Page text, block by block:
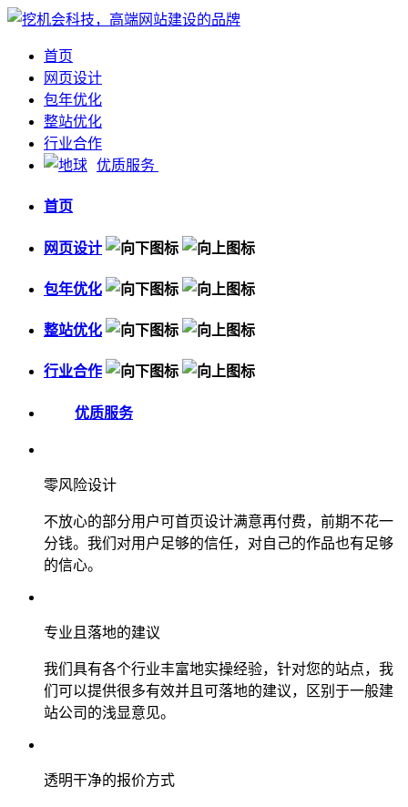
首页
网页设计
包年优化
整站优化
行业合作
优质服务
首页
网页设计
包年优化
整站优化
行业合作
优质服务
零风险设计
不放心的部分用户可首页设计满意再付费，前期不花一
分钱。我们对用户足够的信任，对自己的作品也有足够
的信心。
专业且落地的建议
我们具有各个行业丰富地实操经验，针对您的站点，我
们可以提供很多有效并且可落地的建议，区别于一般建
站公司的浅显意见。
透明干净的报价方式